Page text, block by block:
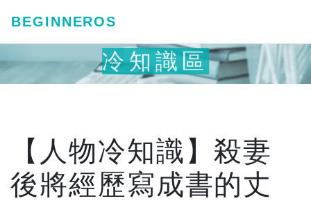
BEGINNEROS
冷知識區
【人物冷知識】殺妻
後將經歷寫成書的丈